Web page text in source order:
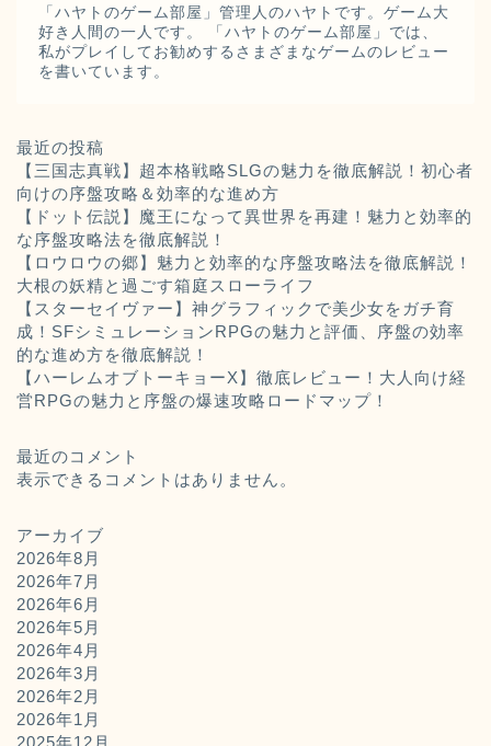
「ハヤトのゲーム部屋」管理人のハヤトです。ゲーム大
好き人間の一人です。 「ハヤトのゲーム部屋」では、
私がプレイしてお勧めするさまざまなゲームのレビュー
を書いています。
最近の投稿
【三国志真戦】超本格戦略SLGの魅力を徹底解説！初心者
向けの序盤攻略＆効率的な進め方
【ドット伝説】魔王になって異世界を再建！魅力と効率的
な序盤攻略法を徹底解説！
【ロウロウの郷】魅力と効率的な序盤攻略法を徹底解説！
大根の妖精と過ごす箱庭スローライフ
【スターセイヴァー】神グラフィックで美少女をガチ育
成！SFシミュレーションRPGの魅力と評価、序盤の効率
的な進め方を徹底解説！
【ハーレムオブトーキョーX】徹底レビュー！大人向け経
営RPGの魅力と序盤の爆速攻略ロードマップ！
最近のコメント
表示できるコメントはありません。
アーカイブ
2026年8月
2026年7月
2026年6月
2026年5月
2026年4月
2026年3月
2026年2月
2026年1月
2025年12月